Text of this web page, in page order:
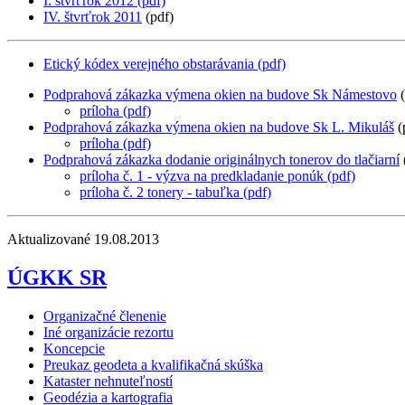
IV. štvrťrok 2011 (pdf)
Etický kódex verejného obstarávania (pdf)
Podprahová zákazka výmena okien na budove Sk Námestovo
príloha (pdf)
Podprahová zákazka výmena okien na budove Sk L. Mikuláš
príloha (pdf)
Podprahová zákazka dodanie originálnych tonerov do tlačiarní
príloha č. 1 - výzva na predkladanie ponúk (pdf)
príloha č. 2 tonery - tabuľka (pdf)
Aktualizované 19.08.2013
ÚGKK SR
Organizačné členenie
Iné organizácie rezortu
Koncepcie
Preukaz geodeta a kvalifikačná skúška
Kataster nehnuteľností
Geodézia a kartografia